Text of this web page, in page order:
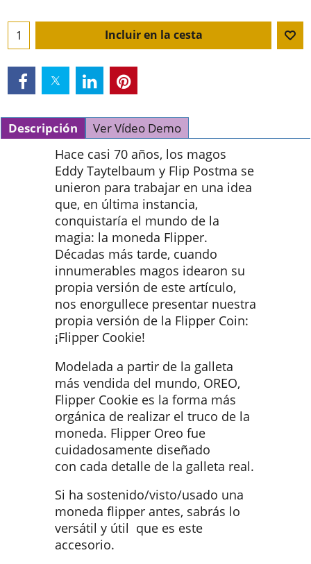
Incluir en la cesta
Descripción Ver Vídeo Demo
Hace casi 70 años, los magos
Eddy Taytelbaum y Flip Postma se
unieron para trabajar en una idea
que, en última instancia,
conquistaría el mundo de la
magia: la moneda Flipper.
Décadas más tarde, cuando
innumerables magos idearon su
propia versión de este artículo,
nos enorgullece presentar nuestra
propia versión de la Flipper Coin:
¡Flipper Cookie!
Modelada a partir de la galleta
más vendida del mundo, OREO,
Flipper Cookie es la forma más
orgánica de realizar el truco de la
moneda. Flipper Oreo fue
cuidadosamente diseñado
con cada detalle de la galleta real.
Si ha sostenido/visto/usado una
moneda flipper antes, sabrás lo
versátil y útil que es este
accesorio.